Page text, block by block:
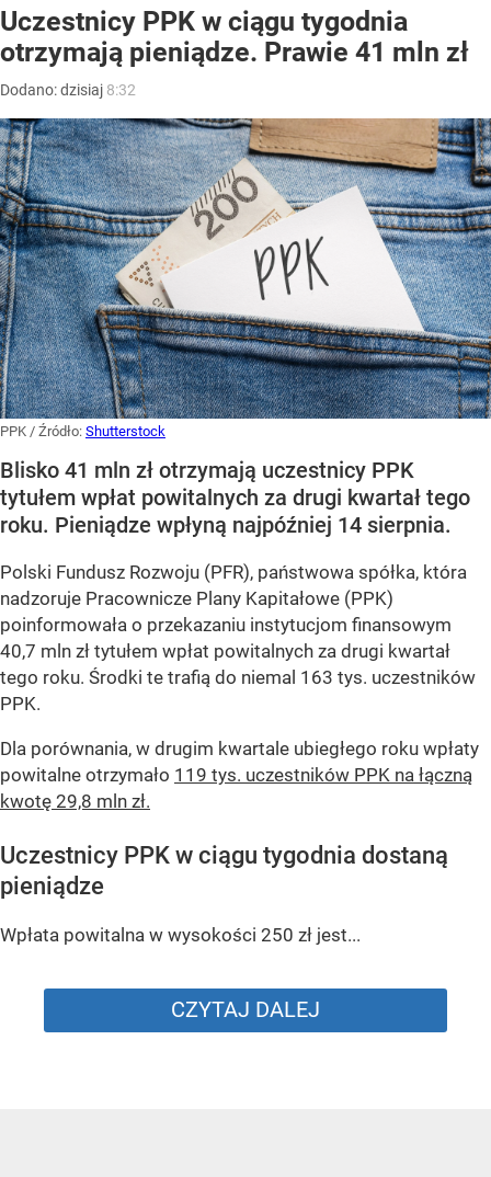
Uczestnicy PPK w ciągu tygodnia
otrzymają pieniądze. Prawie 41 mln zł
Dodano:dzisiaj 8:32
PPK / Źródło: Shutterstock
Blisko 41 mln zł otrzymają uczestnicy PPK
tytułem wpłat powitalnych za drugi kwartał tego
roku. Pieniądze wpłyną najpóźniej 14 sierpnia.
Polski Fundusz Rozwoju (PFR), państwowa spółka, która
nadzoruje Pracownicze Plany Kapitałowe (PPK)
poinformowała o przekazaniu instytucjom finansowym
40,7 mln zł tytułem wpłat powitalnych za drugi kwartał
tego roku. Środki te trafią do niemal 163 tys. uczestników
PPK.
Dla porównania, w drugim kwartale ubiegłego roku wpłaty
powitalne otrzymało 119 tys. uczestników PPK na łączną
kwotę 29,8 mln zł.
Uczestnicy PPK w ciągu tygodnia dostaną
pieniądze
Wpłata powitalna w wysokości 250 zł jest...
CZYTAJ DALEJ